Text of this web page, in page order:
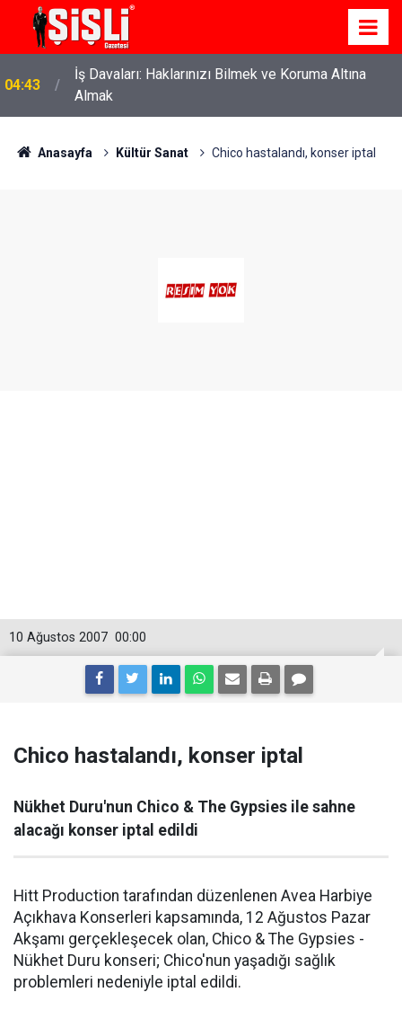
04:43
İş Davaları: Haklarınızı Bilmek ve Koruma Altına
Almak
Anasayfa Kültür Sanat Chico hastalandı, konser iptal
00:00
10 Ağustos 2007
Chico hastalandı, konser iptal
Nükhet Duru'nun Chico & The Gypsies ile sahne
alacağı konser iptal edildi
Hitt Production tarafından düzenlenen Avea Harbiye
Açıkhava Konserleri kapsamında, 12 Ağustos Pazar
Akşamı gerçekleşecek olan, Chico & The Gypsies -
Nükhet Duru konseri; Chico'nun yaşadığı sağlık
problemleri nedeniyle iptal edildi.